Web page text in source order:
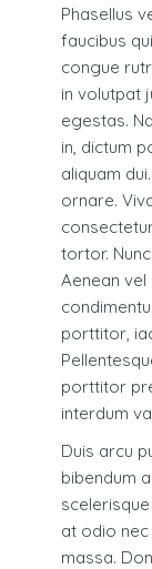
Phasellus
faucibus
congue
in volutpat
egestas.
in, dictum
aliquam
ornare.
tortor.
Aenean vel
porttitor,
porttitor
interdum
Duis arcu
bibendum
at odio
massa.